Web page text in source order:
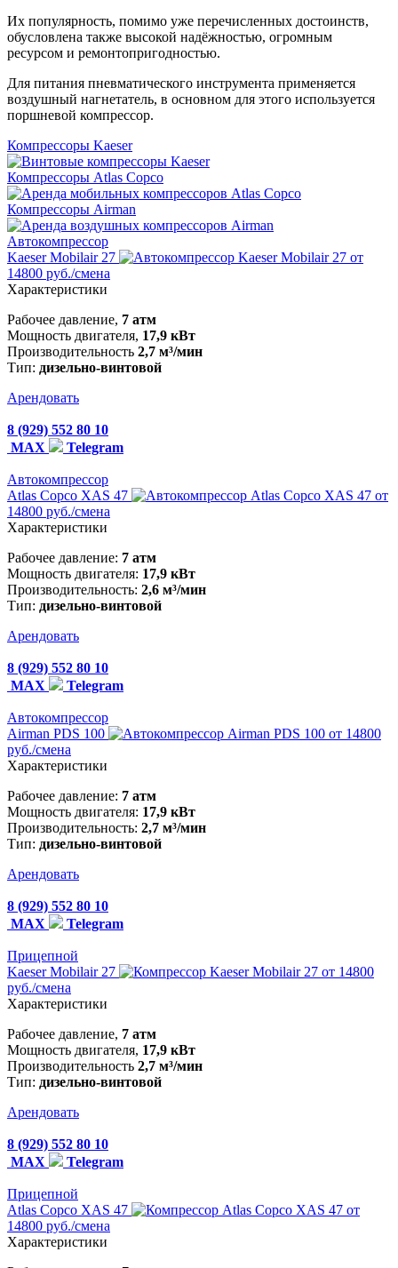
Их популярность, помимо уже перечисленных достоинств,
обусловлена также высокой надёжностью, огромным
ресурсом и ремонтопригодностью.
Для питания пневматического инструмента применяется
воздушный нагнетатель, в основном для этого используется
поршневой компрессор.
Компрессоры Kaeser
Компрессоры Atlas Copco
Компрессоры Airman
Автокомпрессор
Kaeser Mobilair 27
от
14800 руб./смена
Характеристики
Рабочее давление, 7 атм
Мощность двигателя, 17,9 кВт
Производительность 2,7 м³/мин
Тип: дизельно-винтовой
Арендовать
8 (929) 552 80 10
MAX
Telegram
Автокомпрессор
Atlas Copco XAS 47
от
14800 руб./смена
Характеристики
Рабочее давление: 7 атм
Мощность двигателя: 17,9 кВт
Производительность: 2,6 м³/мин
Тип: дизельно-винтовой
Арендовать
8 (929) 552 80 10
MAX
Telegram
Автокомпрессор
Airman PDS 100
от 14800
руб./смена
Характеристики
Рабочее давление: 7 атм
Мощность двигателя: 17,9 кВт
Производительность: 2,7 м³/мин
Тип: дизельно-винтовой
Арендовать
8 (929) 552 80 10
MAX
Telegram
Прицепной
Kaeser Mobilair 27
от 14800
руб./смена
Характеристики
Рабочее давление, 7 атм
Мощность двигателя, 17,9 кВт
Производительность 2,7 м³/мин
Тип: дизельно-винтовой
Арендовать
8 (929) 552 80 10
MAX
Telegram
Прицепной
Atlas Copco XAS 47
от
14800 руб./смена
Характеристики